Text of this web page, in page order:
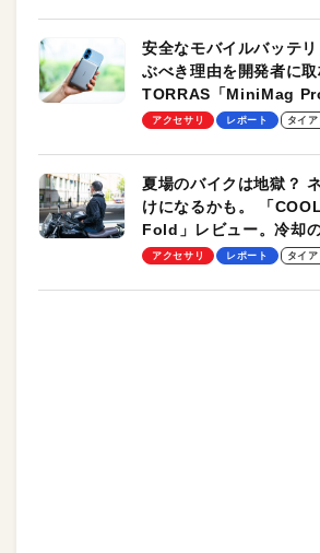
安全なモバイルバッテ
ぶべき理由を開発者に取
TORRAS「MiniMag
ーも
アクセサリ レポート タイ
夏場のバイクは地獄？
けになるかも。 「
Fold」レビュー。冷却
却プレート、シンプルな
アクセサリ レポート タイ